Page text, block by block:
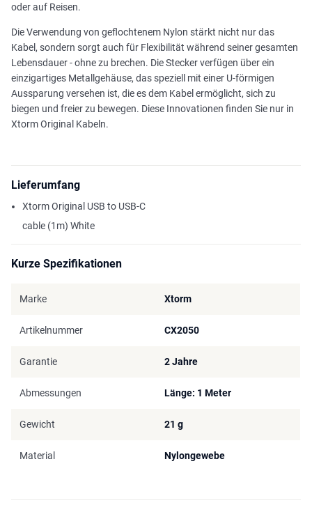
oder auf Reisen.
Die Verwendung von geflochtenem Nylon stärkt nicht nur das
Kabel, sondern sorgt auch für Flexibilität während seiner gesamten
Lebensdauer - ohne zu brechen. Die Stecker verfügen über ein
einzigartiges Metallgehäuse, das speziell mit einer U-förmigen
Aussparung versehen ist, die es dem Kabel ermöglicht, sich zu
biegen und freier zu bewegen. Diese Innovationen finden Sie nur in
Xtorm Original Kabeln.
Lieferumfang
Xtorm Original USB to USB-C
cable (1m) White
Kurze Spezifikationen
Marke Xtorm
Artikelnummer CX2050
Garantie 2 Jahre
Abmessungen Länge: 1 Meter
Gewicht 21 g
Material Nylongewebe